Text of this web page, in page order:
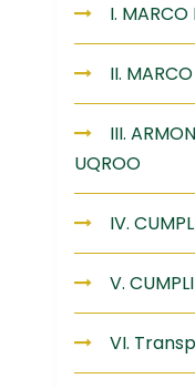
I. MARCO
II.
III.
UQROO
IV.
V.
VI.